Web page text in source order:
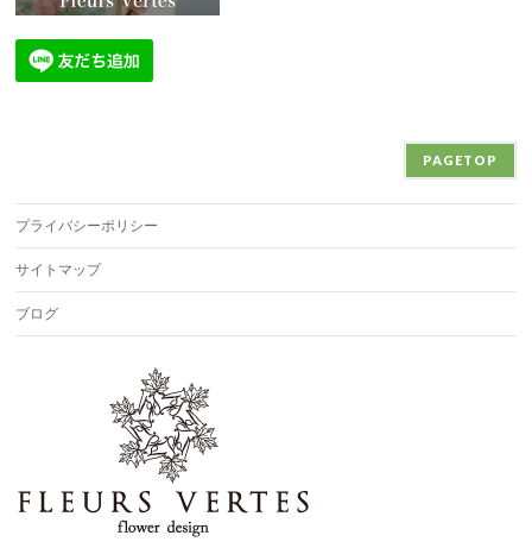
PAGETOP
プライバシーポリシー
サイトマップ
ブログ